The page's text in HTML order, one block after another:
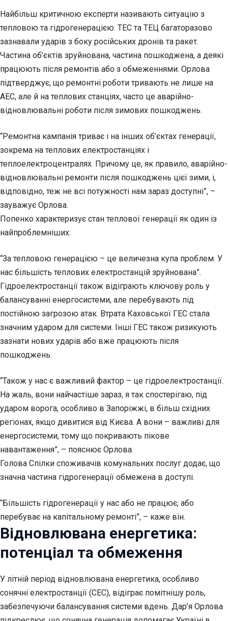
Найбільш критичною експерти називають ситуацію з
тепловою та гідрогенерацією. ТЕС та ТЕЦ багаторазово
зазнавали ударів з боку російських дронів та ракет.
Частина об’єктів зруйнована, частина пошкоджена, а деякі
працюють після ремонтів або з обмеженнями. Орлова
підтверджує, що ремонтні роботи тривають не лише на
АЕС, але й на теплових станціях, часто це аварійно-
відновлювальні роботи після зимових пошкоджень.
“Ремонтна кампанія триває і на інших об’єктах генерації,
зокрема на теплових електростанціях і
теплоелектроцентралях. Причому це, як правило, аварійно-
відновлювальні ремонти після пошкоджень цієї зими, і,
відповідно, теж не всі потужності нам зараз доступні”, –
зауважує Орлова.
Попенко характеризує стан теплової генерації як один із
найпроблемніших:
“За тепловою генерацією – це величезна купа проблем. У
нас більшість теплових електростанцій зруйнована”.
Гідроелектростанції також відіграють ключову роль у
балансуванні енергосистеми, але перебувають під
постійною загрозою атак. Втрата Каховської ГЕС стала
значним ударом для системи. Інші ГЕС також ризикують
зазнати нових ударів або вже працюють після
пошкоджень.
“Також у нас є важливий фактор – це гідроелектростанції.
На жаль, вони найчастіше зараз, я так спостерігаю, під
ударом ворога, особливо в Запоріжжі, в більш східних
регіонах, якщо дивитися від Києва. А вони – важливі для
енергосистеми, тому що покривають пікове
навантаження”, – пояснює Орлова.
Голова Спілки споживачів комунальних послуг додає, що
значна частина гідрогенерації обмежена в доступі.
“Більшість гідрогенерації у нас або не працює, або
перебуває на капітальному ремонті”, – каже він.
Відновлювана енергетика:
потенціал та обмеження
У літній період відновлювана енергетика, особливо
сонячні електростанції (СЕС), відіграє помітнішу роль,
забезпечуючи балансування системи вдень. Дар’я Орлова